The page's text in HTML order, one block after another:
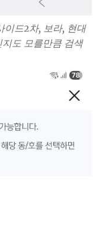
이드2차, 보라, 현대
도 모를만큼 검색